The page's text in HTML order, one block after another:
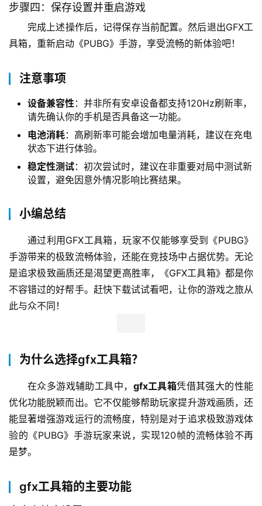
步骤四：保存设置并重启游戏
完成上述操作后，记得保存当前配置。然后退出GFX工
具箱，重新启动《PUBG》手游，享受流畅的新体验吧！
注意事项
设备兼容性：并非所有安卓设备都支持120Hz刷新率，
请先确认你的手机是否具备这一功能。
电池消耗：高刷新率可能会增加电量消耗，建议在充电
状态下进行体验。
稳定性测试：初次尝试时，建议在非重要对局中测试新
设置，避免因意外情况影响比赛结果。
小编总结
通过利用GFX工具箱，玩家不仅能够享受到《PUBG》
手游带来的极致流畅体验，还能在竞技场中占据优势。无论
是追求极致画质还是渴望更高胜率，《GFX工具箱》都是你
不容错过的好帮手。赶快下载试试看吧，让你的游戏之旅从
此与众不同！
为什么选择gfx工具箱？
在众多游戏辅助工具中， gfx工具箱凭借其强大的性能
优化功能脱颖而出。它不仅能够帮助玩家提升游戏画质，还
能显著增强游戏运行的流畅度，特别是对于追求极致游戏体
验的《PUBG》手游玩家来说，实现120帧的流畅体验不再
是梦。
gfx工具箱的主要功能